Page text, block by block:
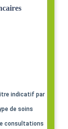
indicatif par
de soins
consultations